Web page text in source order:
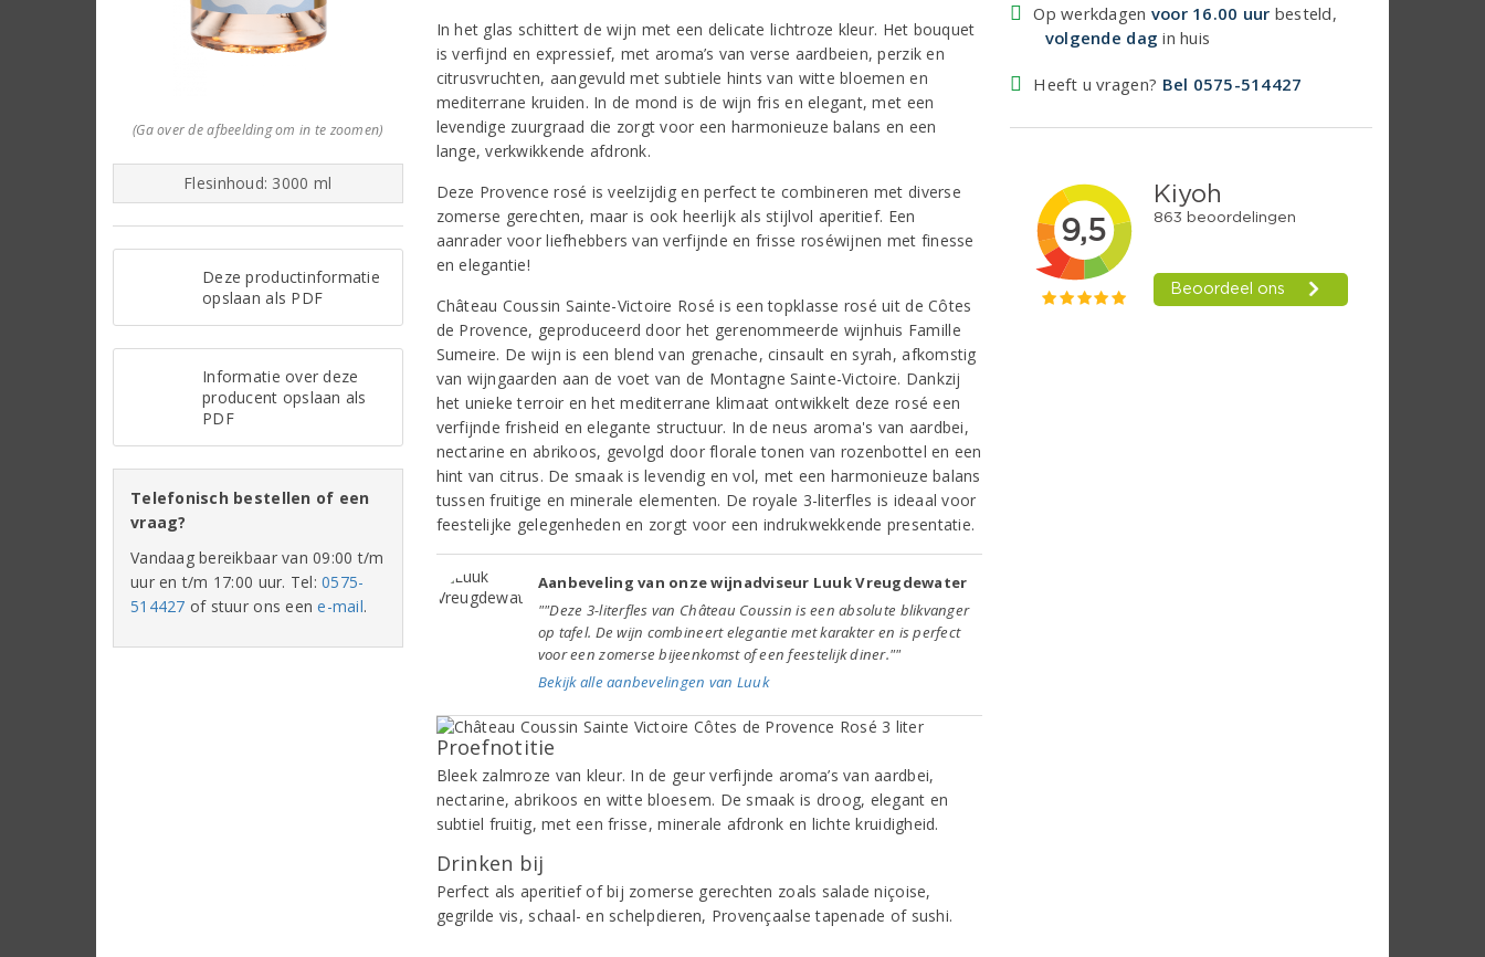
(Ga over de afbeelding om in te zoomen)
Flesinhoud: 3000 ml
Deze productinformatie
opslaan als PDF
Informatie over deze
producent opslaan als
PDF
Telefonisch bestellen of een
vraag?
Vandaag bereikbaar van 09:00 t/m
uur en t/m 17:00 uur. Tel:0575-
514427 of stuur ons eene-mail.
In het glas schittert de wijn met een delicate lichtroze kleur. Het bouquet
is verfijnd en expressief, met aroma’s van verse aardbeien, perzik en
citrusvruchten, aangevuld met subtiele hints van witte bloemen en
mediterrane kruiden. In de mond is de wijn fris en elegant, met een
levendige zuurgraad die zorgt voor een harmonieuze balans en een
lange, verkwikkende afdronk.
Deze Provence rosé is veelzijdig en perfect te combineren met diverse
zomerse gerechten, maar is ook heerlijk als stijlvol aperitief. Een
aanrader voor liefhebbers van verfijnde en frisse roséwijnen met finesse
en elegantie!
Château Coussin Sainte-Victoire Rosé is een topklasse rosé uit de Côtes
de Provence, geproduceerd door het gerenommeerde wijnhuis Famille
Sumeire. De wijn is een blend van grenache, cinsault en syrah, afkomstig
van wijngaarden aan de voet van de Montagne Sainte-Victoire. Dankzij
het unieke terroir en het mediterrane klimaat ontwikkelt deze rosé een
verfijnde frisheid en elegante structuur. In de neus aroma's van aardbei,
nectarine en abrikoos, gevolgd door florale tonen van rozenbottel en een
hint van citrus. De smaak is levendig en vol, met een harmonieuze balans
tussen fruitige en minerale elementen. De royale 3-literfles is ideaal voor
feestelijke gelegenheden en zorgt voor een indrukwekkende presentatie.
Aanbeveling van onze wijnadviseur Luuk Vreugdewater
""Deze 3-literfles van Château Coussin is een absolute blikvanger
op tafel. De wijn combineert elegantie met karakter en is perfect
voor een zomerse bijeenkomst of een feestelijk diner.""
Bekijk alle aanbevelingen van Luuk
Proefnotitie
Bleek zalmroze van kleur. In de geur verfijnde aroma’s van aardbei,
nectarine, abrikoos en witte bloesem. De smaak is droog, elegant en
subtiel fruitig, met een frisse, minerale afdronk en lichte kruidigheid.
Drinken bij
Perfect als aperitief of bij zomerse gerechten zoals salade niçoise,
gegrilde vis, schaal- en schelpdieren, Provençaalse tapenade of sushi.
Op werkdagen voor 16.00 uur besteld,
volgende dag in huis
Heeft u vragen? Bel 0575-514427